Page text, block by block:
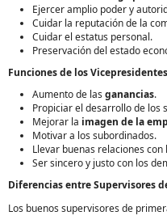
Ejercer amplio poder y
Cuidar la reputación de la
Cuidar el estatus personal.
Preservación del estado
Funciones de los Vicepresidentes
Aumento de las ganancias.
Propiciar el desarrollo de los
Mejorar la imagen de la
Motivar a los subordinados.
Llevar buenas relaciones con
Ser sincero y justo con los
Diferencias entre Supervisores
Los buenos supervisores de